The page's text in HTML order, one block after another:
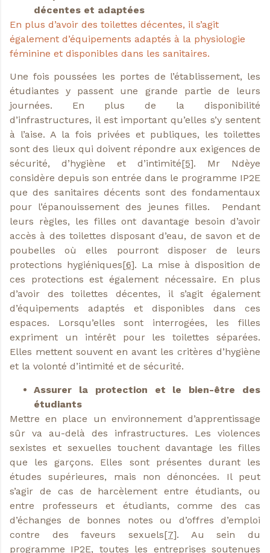
décentes et adaptées
En plus d’avoir des toilettes décentes, il s’agit
également d’équipements adaptés à la physiologie
féminine et disponibles dans les sanitaires.
Une fois poussées les portes de l’établissement, les
étudiantes y passent une grande partie de leurs
journées. En plus de la disponibilité
d’infrastructures, il est important qu’elles s’y sentent
à l’aise. A la fois privées et publiques, les toilettes
sont des lieux qui doivent répondre aux exigences de
sécurité, d’hygiène et d’intimité[5]. Mr Ndèye
considère depuis son entrée dans le programme IP2E
que des sanitaires décents sont des fondamentaux
pour l’épanouissement des jeunes filles. Pendant
leurs règles, les filles ont davantage besoin d’avoir
accès à des toilettes disposant d’eau, de savon et de
poubelles où elles pourront disposer de leurs
protections hygiéniques[6]. La mise à disposition de
ces protections est également nécessaire. En plus
d’avoir des toilettes décentes, il s’agit également
d’équipements adaptés et disponibles dans ces
espaces. Lorsqu’elles sont interrogées, les filles
expriment un intérêt pour les toilettes séparées.
Elles mettent souvent en avant les critères d’hygiène
et la volonté d’intimité et de sécurité.
Assurer la protection et le bien-être des
étudiants
Mettre en place un environnement d’apprentissage
sûr va au-delà des infrastructures. Les violences
sexistes et sexuelles touchent davantage les filles
que les garçons. Elles sont présentes durant les
études supérieures, mais non dénoncées. Il peut
s’agir de cas de harcèlement entre étudiants, ou
entre professeurs et étudiants, comme des cas
d’échanges de bonnes notes ou d’offres d’emploi
contre des faveurs sexuels[7]. Au sein du
programme IP2E, toutes les entreprises soutenues